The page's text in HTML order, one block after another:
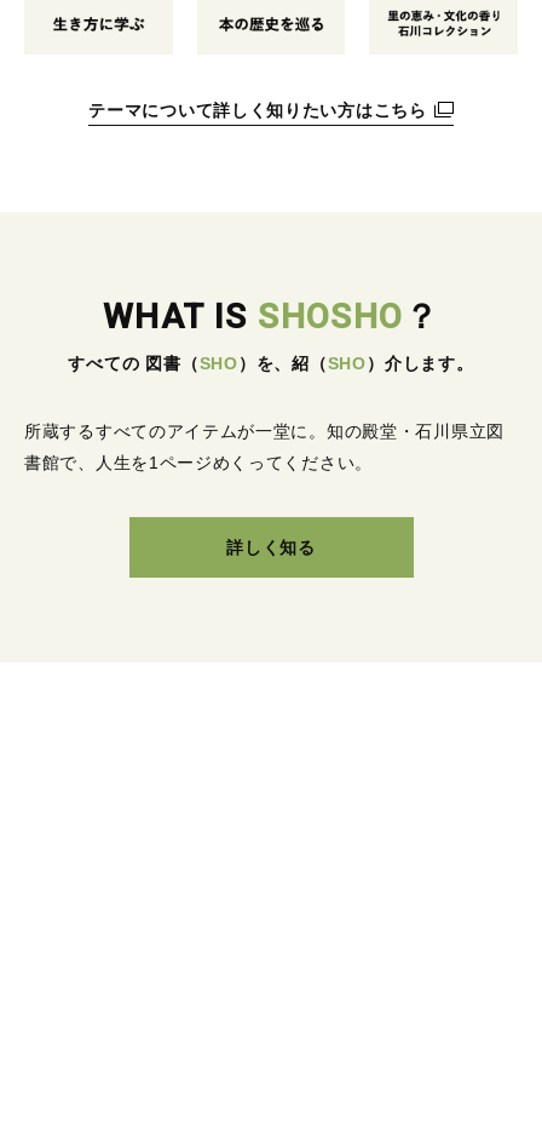
テーマについて詳しく知りたい方はこちら
WHAT IS SHOSHO ？
すべての 図書 （SHO） を、紹 （SHO） 介します。
所蔵するすべてのアイテムが一堂に。 知の殿堂・石川県立図
書館で、人生を1ページめくってください。
詳しく知る